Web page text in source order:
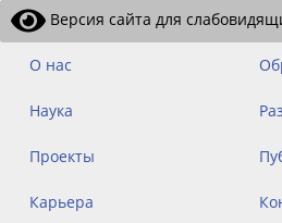
Версия сайта для
О нас
Наука
Проекты
Карьера